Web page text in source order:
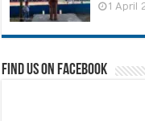
1 April
Find us on Facebook